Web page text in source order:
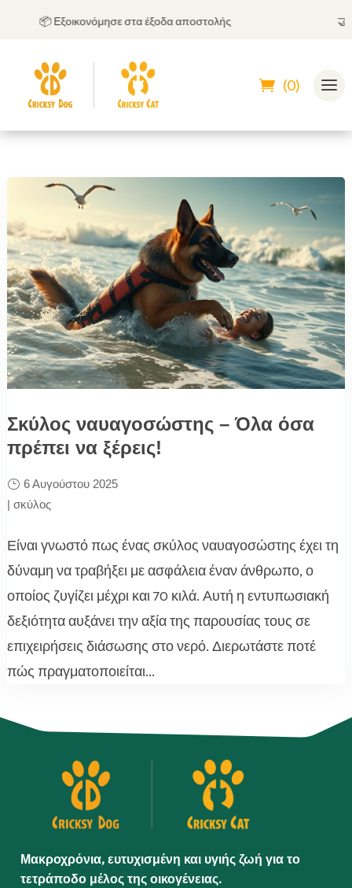
📦 Εξοικονόμησε στα έξοδα αποστολής
(0)
Σκύλος ναυαγοσώστης – Όλα όσα
πρέπει να ξέρεις!
6 Αυγούστου 2025
| σκύλος
Είναι γνωστό πως ένας σκύλος ναυαγοσώστης έχει τη
δύναμη να τραβήξει με ασφάλεια έναν άνθρωπο, ο
οποίος ζυγίζει μέχρι και 70 κιλά. Αυτή η εντυπωσιακή
δεξιότητα αυξάνει την αξία της παρουσίας τους σε
επιχειρήσεις διάσωσης στο νερό. Διερωτάστε ποτέ
πώς πραγματοποιείται...
Μακροχρόνια, ευτυχισμένη και υγιής ζωή για το
τετράποδο μέλος της οικογένειας.